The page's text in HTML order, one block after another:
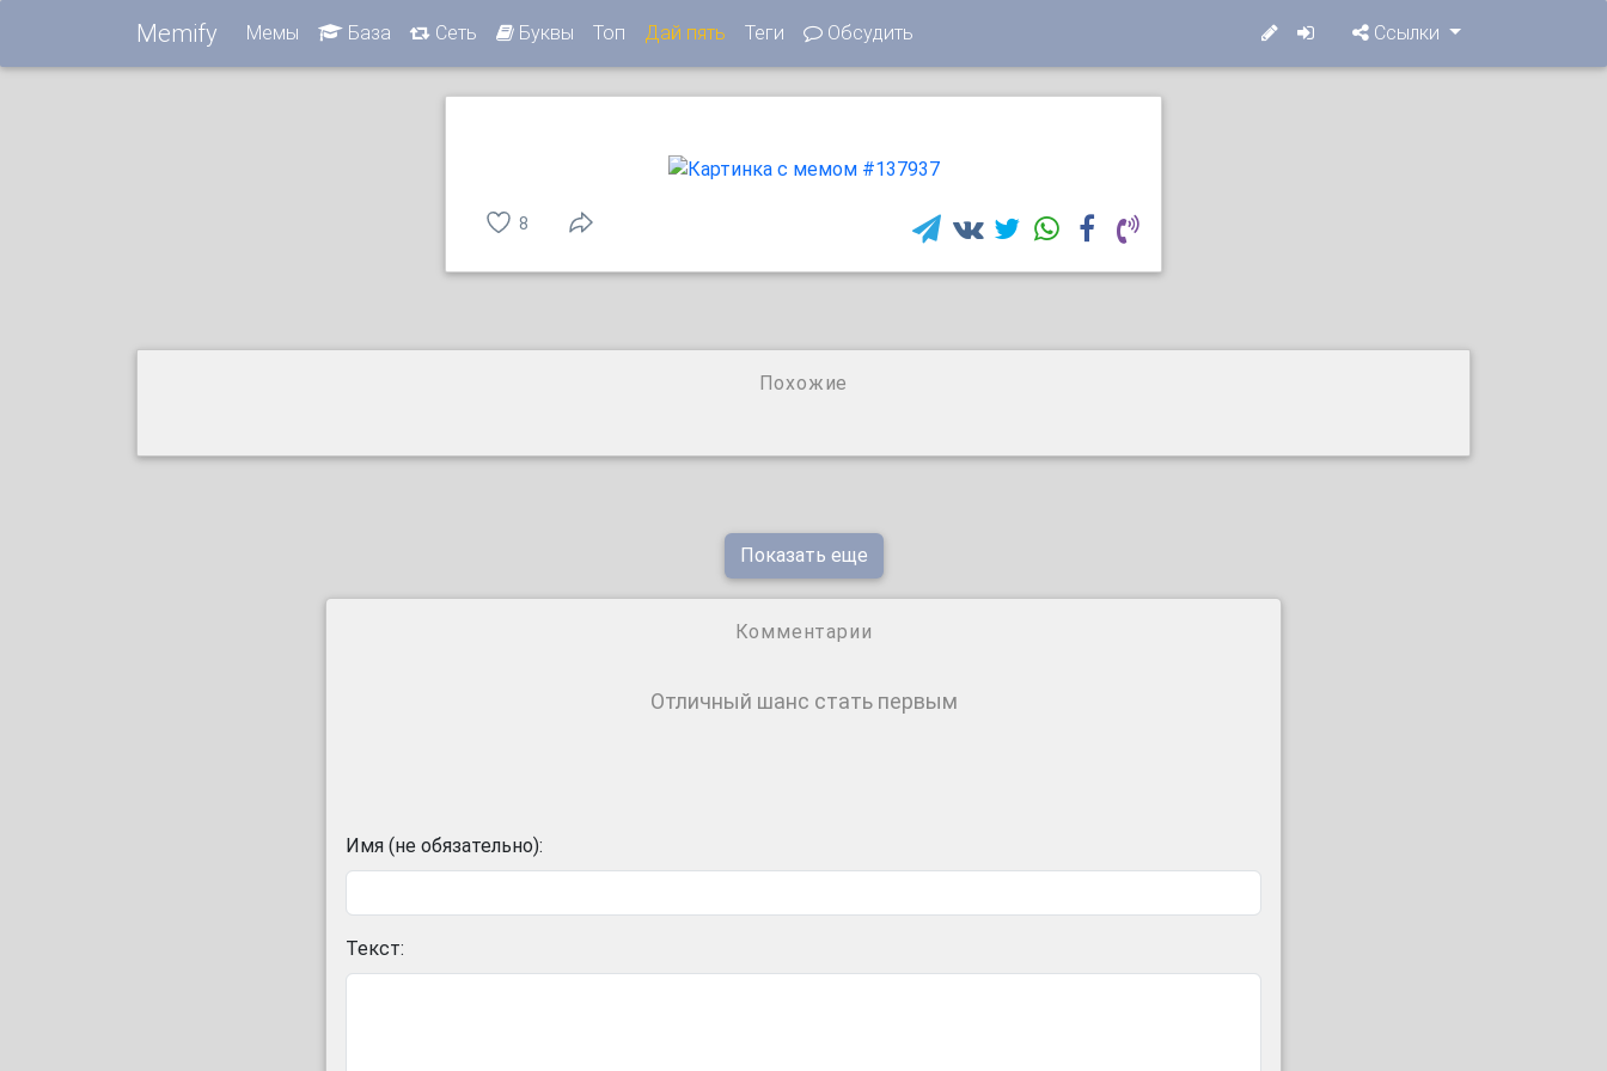
Memify Мемы База Сеть Буквы Топ Дай пять Теги Обсудить Ссылки
8
Похожие
Показать еще
Комментарии
Отличный шанс стать первым
Имя (не обязательно):
Текст: